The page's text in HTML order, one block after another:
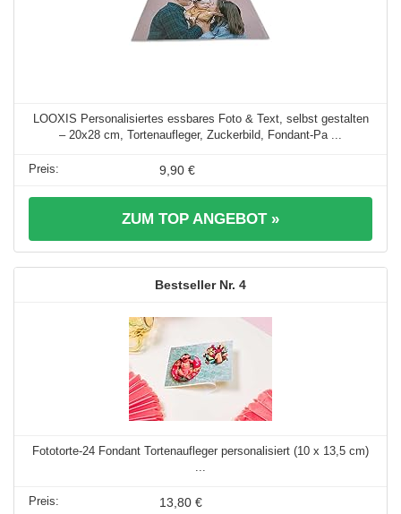
LOOXIS Personalisiertes essbares Foto & Text, selbst gestalten
– 20x28 cm, Tortenaufleger, Zuckerbild, Fondant-Pa ...
9,90 €
ZUM TOP ANGEBOT »
4
Fototorte-24 Fondant Tortenaufleger personalisiert (10 x 13,5 cm)
13,80 €